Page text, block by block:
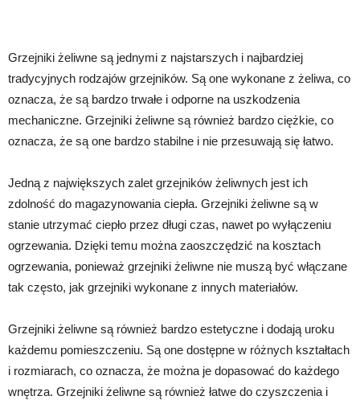
Grzejniki żeliwne są jednymi z najstarszych i najbardziej
tradycyjnych rodzajów grzejników. Są one wykonane z żeliwa, co
oznacza, że są bardzo trwałe i odporne na uszkodzenia
mechaniczne. Grzejniki żeliwne są również bardzo ciężkie, co
oznacza, że są one bardzo stabilne i nie przesuwają się łatwo.
Jedną z największych zalet grzejników żeliwnych jest ich
zdolność do magazynowania ciepła. Grzejniki żeliwne są w
stanie utrzymać ciepło przez długi czas, nawet po wyłączeniu
ogrzewania. Dzięki temu można zaoszczędzić na kosztach
ogrzewania, ponieważ grzejniki żeliwne nie muszą być włączane
tak często, jak grzejniki wykonane z innych materiałów.
Grzejniki żeliwne są również bardzo estetyczne i dodają uroku
każdemu pomieszczeniu. Są one dostępne w różnych kształtach
i rozmiarach, co oznacza, że można je dopasować do każdego
wnętrza. Grzejniki żeliwne są również łatwe do czyszczenia i